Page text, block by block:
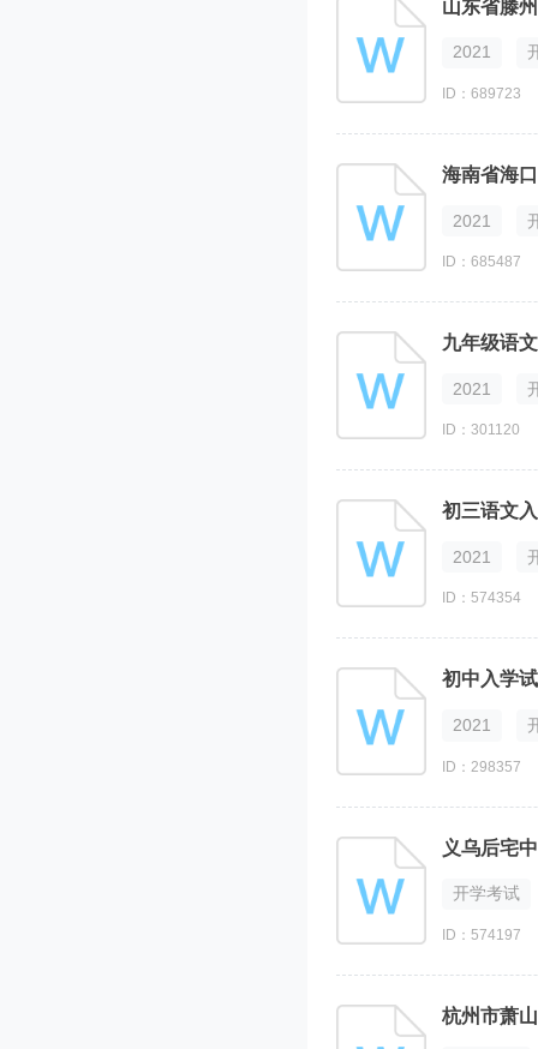
山东省滕
2021
ID：689723
海南省海
2021
ID：685487
九年级语
2021
ID：301120
初三语文
2021
ID：574354
初中入学
2021
ID：298357
义乌后宅
开学考试
ID：574197
杭州市萧